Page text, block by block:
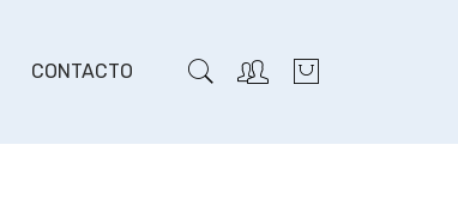
CONTACTO